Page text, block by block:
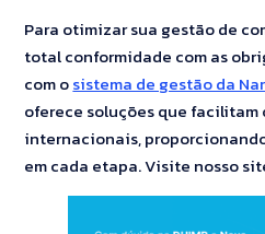
Para otimizar sua gestão de
total conformidade com as
com osistema de gestão da
oferece soluções que
internacionais,
em cada etapa. Visite nosso